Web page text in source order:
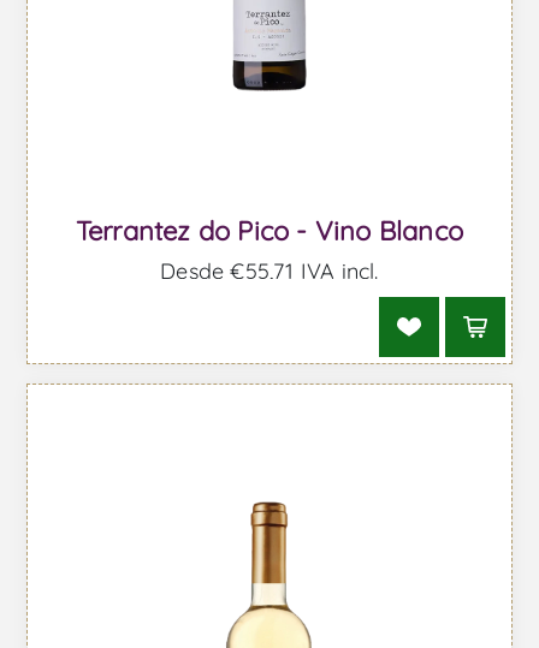
Terrantez do Pico - Vino Blanco
Desde €55,71 IVA incl.